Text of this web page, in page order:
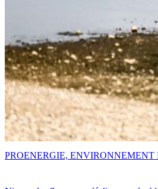
PROENERGIE, ENVIRONNEMENT